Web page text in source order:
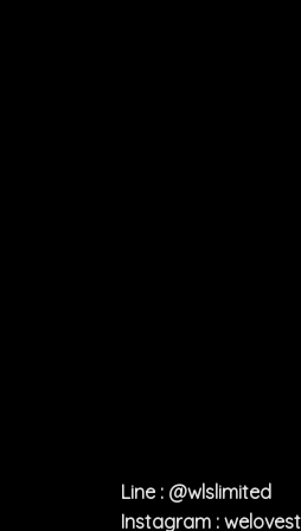
Line : @wlslimited
Instagram :